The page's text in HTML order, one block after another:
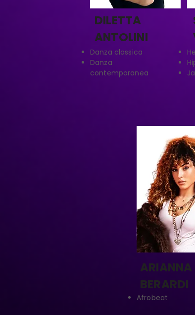
DILETTA
ANTOLINI
Danza classica
Danza
contemporanea
ARIANNA
BERARDI
Afrobeat